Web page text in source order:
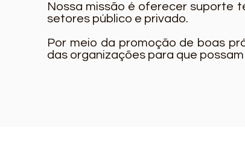
Nossa missão é oferecer suporte
setores público e privado.
Por meio da promoção de boas
das organizações para que